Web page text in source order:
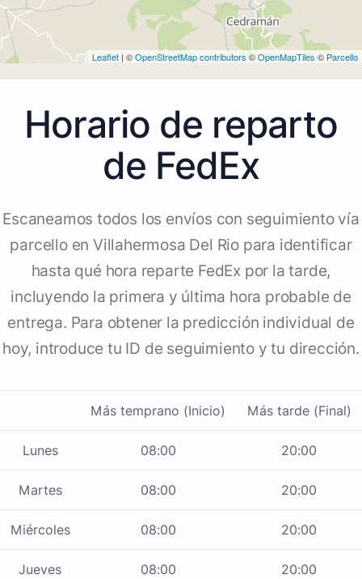
Leaflet | ©OpenStreetMap contributors ©OpenMapTiles © Parcello
Horario de reparto
de FedEx
Escaneamos todos los envíos con seguimiento vía
parcello en Villahermosa Del Rio para identificar
hasta qué hora reparte FedEx por la tarde,
incluyendo la primera y última hora probable de
entrega. Para obtener la predicción individual de
hoy, introduce tu ID de seguimiento y tu dirección.
Más temprano (Inicio) Más tarde (Final)
Lunes 08:00 20:00
Martes 08:00 20:00
Miércoles 08:00 20:00
Jueves 08:00 20:00